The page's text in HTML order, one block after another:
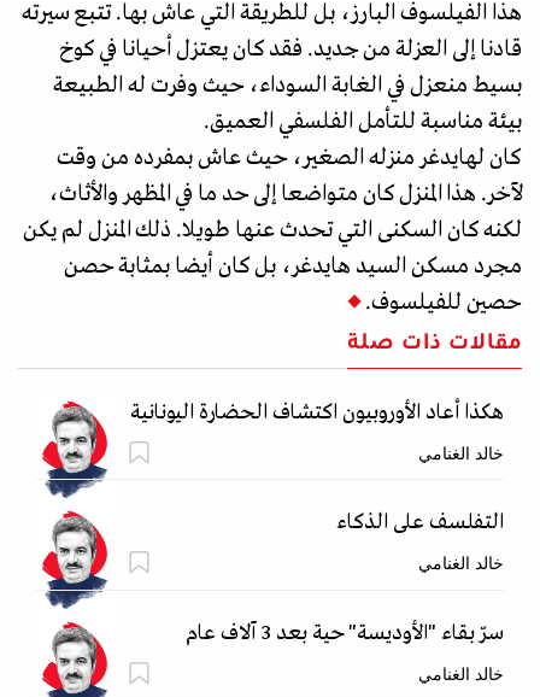
هذا الفيلسوف البارز، بل للطريقة التي عاش بها. تتبع سيرته
قادنا إلى العزلة من جديد. فقد كان يعتزل أحيانا في كوخ
بسيط منعزل في الغابة السوداء، حيث وفرت له الطبيعة
بيئة مناسبة للتأمل الفلسفي العميق.
كان لهايدغر منزله الصغير، حيث عاش بمفرده من وقت
لآخر. هذا المنزل كان متواضعا إلى حد ما في المظهر والأثاث،
لكنه كان السكنى التي تحدث عنها طويلا. ذلك المنزل لم يكن
مجرد مسكن السيد هايدغر، بل كان أيضا بمثابة حصن
حصين للفيلسوف.
مقالات ذات صلة
هكذا أعاد الأوروبيون اكتشاف الحضارة اليونانية
خالد الغنامي
التفلسف على الذكاء
خالد الغنامي
سرّ بقاء "الأوديسة" حية بعد 3 آلاف عام
خالد الغنامي